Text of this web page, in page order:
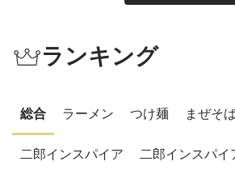
ランキング
総合 ラーメン つけ麺 まぜそ
二郎インスパイア 二郎インスパイ